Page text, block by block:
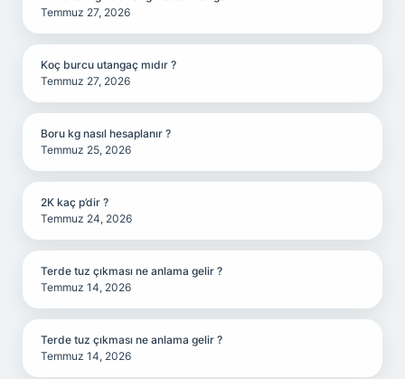
Temmuz 27, 2026
Koç burcu utangaç mıdır ?
Temmuz 27, 2026
Boru kg nasıl hesaplanır ?
Temmuz 25, 2026
2K kaç p’dir ?
Temmuz 24, 2026
Terde tuz çıkması ne anlama gelir ?
Temmuz 14, 2026
Terde tuz çıkması ne anlama gelir ?
Temmuz 14, 2026